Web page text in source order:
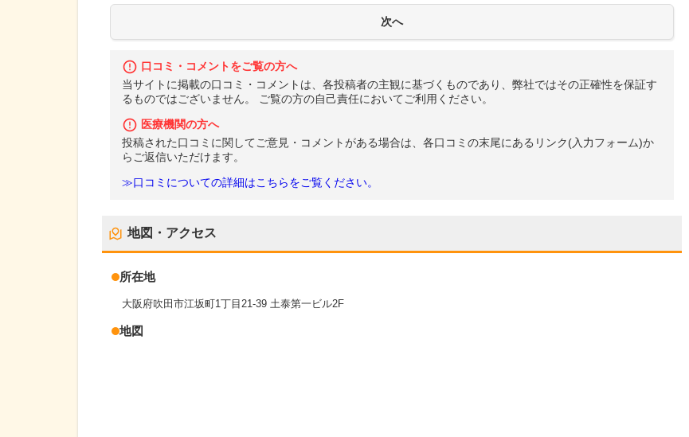
口コミ・コメントをご覧の方へ
当サイトに掲載の口コミ・コメントは、各投稿者の主観に基づくものであり、弊社ではその正確性を保証す
るものではございません。 ご覧の方の自己責任においてご利用ください。
医療機関の方へ
投稿された口コミに関してご意見・コメントがある場合は、各口コミの末尾にあるリンク(入力フォーム)か
らご返信いただけます。
≫口コミについての詳細はこちらをご覧ください。
地図・アクセス
所在地
大阪府吹田市江坂町1丁目21-39 土泰第一ビル2F
地図